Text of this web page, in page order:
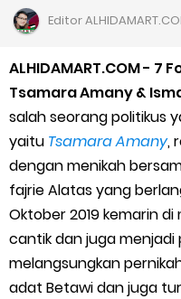
Cara Daftar
Apa itu Grab Saap?
Cara Jitu
Cara Ping DNS
Cara Mudah Melihat Nomor
7 Cara Mudah
5 Versi Map Paling
Editor
ALHIDAMART.COM -
Tsamara Amany &
salah seorang politikus
yaitu Tsamara Amany,
dengan menikah
fajrie Alatas yang
Oktober 2019 kemarin
cantik dan juga
melangsungkan
adat Betawi dan juga